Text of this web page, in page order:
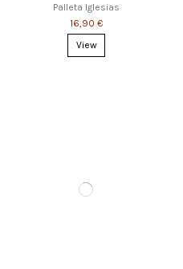
Palleta Iglesias
16,90 €
View